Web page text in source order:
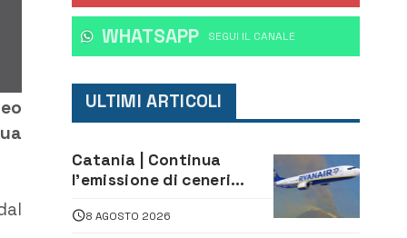
WHATSAPP ‎SEGUI IL CANALE
ULTIMI ARTICOLI
Catania | Continua
l’emissione di ceneri
attività all’aeroporto di
8 AGOSTO 2026